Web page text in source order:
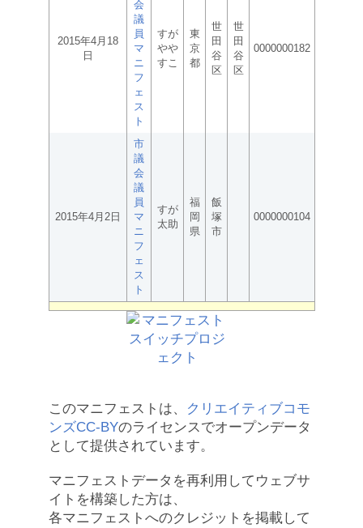
2015年4月18
日
会
議
員
マ
ニ
フ
ェ
ス
ト
すが
やや
すこ
東
京
都
世
田
谷
区
世
田
谷
区
0000000182
2015年4月2日
市
議
会
議
員
マ
ニ
フ
ェ
ス
ト
すが
太助
福
岡
県
飯
塚
市
0000000104
このマニフェストは、
クリエイティブコモ
ンズCC-BYのライセンスでオープンデータ
として提供されています。
マニフェストデータを再利用してウェブサ
イトを構築した方は、
各マニフェストへのクレジットを掲載して